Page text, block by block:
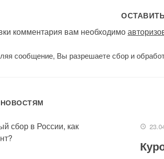
комментария вам необходимо
сообщение, Вы разрешаете сбор и